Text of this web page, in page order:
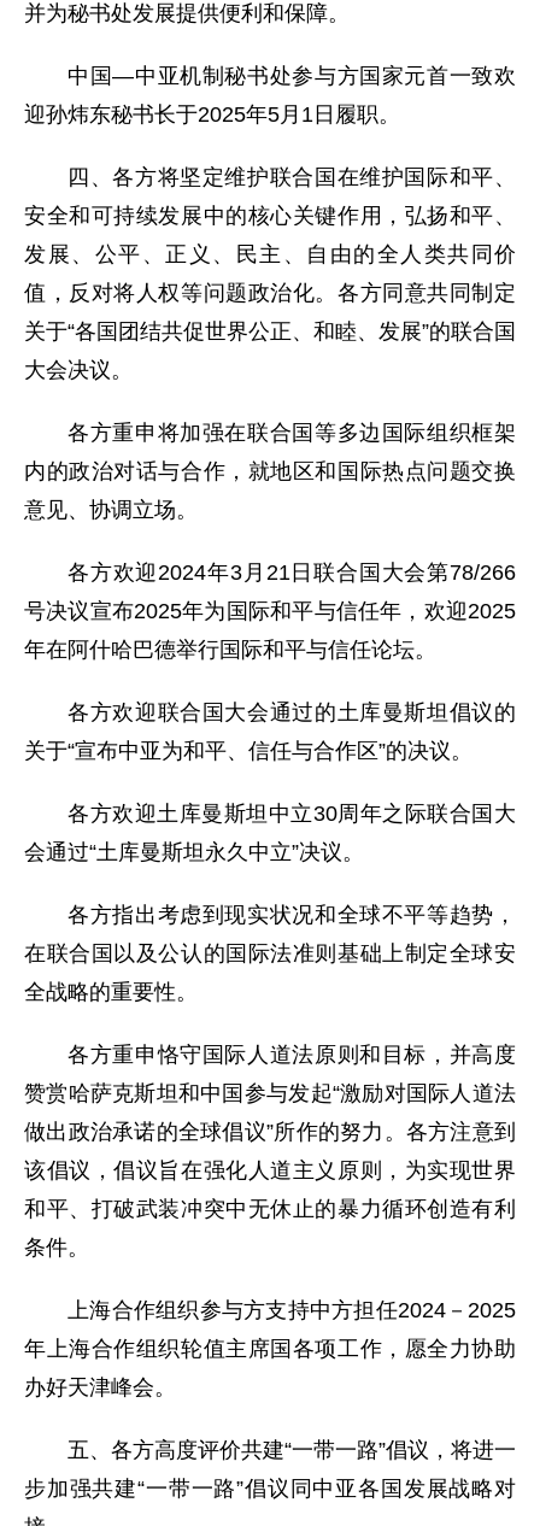
并为秘书处发展提供便利和保障。
中国—中亚机制秘书处参与方国家元首一致欢
迎孙炜东秘书长于2025年5月1日履职。
四、各方将坚定维护联合国在维护国际和平、
安全和可持续发展中的核心关键作用，弘扬和平、
发展、公平、正义、民主、自由的全人类共同价
值，反对将人权等问题政治化。各方同意共同制定
关于“各国团结共促世界公正、和睦、发展”的联合国
大会决议。
各方重申将加强在联合国等多边国际组织框架
内的政治对话与合作，就地区和国际热点问题交换
意见、协调立场。
各方欢迎2024年3月21日联合国大会第78/266
号决议宣布2025年为国际和平与信任年，欢迎2025
年在阿什哈巴德举行国际和平与信任论坛。
各方欢迎联合国大会通过的土库曼斯坦倡议的
关于“宣布中亚为和平、信任与合作区”的决议。
各方欢迎土库曼斯坦中立30周年之际联合国大
会通过“土库曼斯坦永久中立”决议。
各方指出考虑到现实状况和全球不平等趋势，
在联合国以及公认的国际法准则基础上制定全球安
全战略的重要性。
各方重申恪守国际人道法原则和目标，并高度
赞赏哈萨克斯坦和中国参与发起“激励对国际人道法
做出政治承诺的全球倡议”所作的努力。各方注意到
该倡议，倡议旨在强化人道主义原则，为实现世界
和平、打破武装冲突中无休止的暴力循环创造有利
条件。
上海合作组织参与方支持中方担任2024－2025
年上海合作组织轮值主席国各项工作，愿全力协助
办好天津峰会。
五、各方高度评价共建“一带一路”倡议，将进一
步加强共建“一带一路”倡议同中亚各国发展战略对